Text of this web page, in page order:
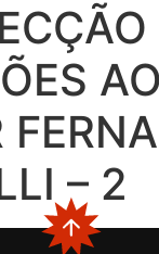
AO
– 2